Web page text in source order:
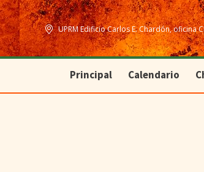
UPRM Edificio Carlos E. Chardón, oficina
Principal Calendario
Principal Calendario